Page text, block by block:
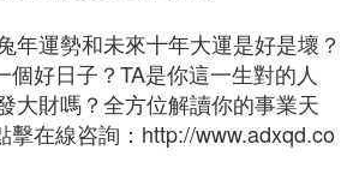
年運勢和未來十年大運是好是壞？
個好日子？TA是你這一生對的人
大財嗎？全方位解讀你的事業天
擊在線咨詢：http://www.adxqd.co